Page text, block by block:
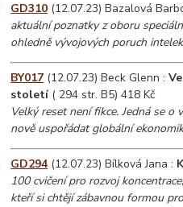
GD310 (12.07.23) Bazalová
aktuální poznatky z oboru
ohledně vývojových poruch
BY017 (12.07.23) Beck Glenn :
století( 294 str. B5) 418 Kč
Velký reset není fikce. Jedná se
nově uspořádat globální
GD294 (12.07.23) Bílková Jana :
100 cvičení pro rozvoj
kteří si chtějí zábavnou formou